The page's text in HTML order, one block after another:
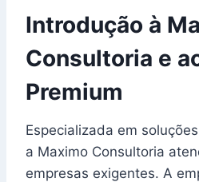
Introdução à
Consultoria e
Premium
Especializada em
a Maximo Consultoria
empresas exigentes. A